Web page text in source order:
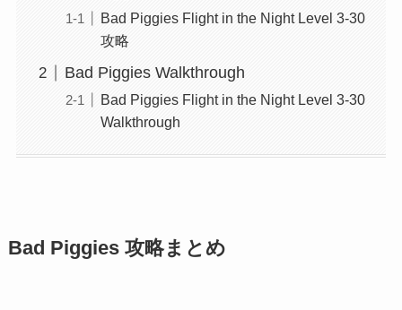
Bad Piggies Flight in the Night Level 3-30
攻略
Bad Piggies Walkthrough
Bad Piggies Flight in the Night Level 3-30
Walkthrough
Bad Piggies 攻略まとめ